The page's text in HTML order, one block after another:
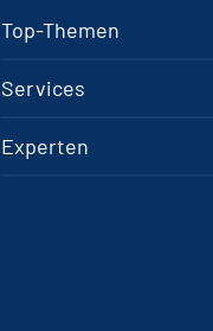
Top-Themen
Services
Experten